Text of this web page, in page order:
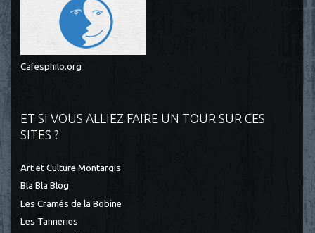
Cafesphilo.org
ET SI VOUS ALLIEZ FAIRE UN TOUR SUR CES
SITES ?
Art et Culture Montargis
Bla Bla Blog
Les Cramés de la Bobine
Les Tanneries